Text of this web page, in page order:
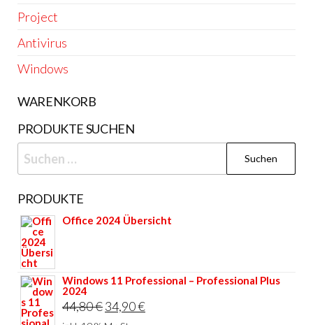
Project
Antivirus
Windows
WARENKORB
PRODUKTE SUCHEN
Suchen
nach:
PRODUKTE
Office 2024 Übersicht
Windows 11 Professional – Professional Plus
2024
44,80€Ursprünglicher
34,90€Aktueller